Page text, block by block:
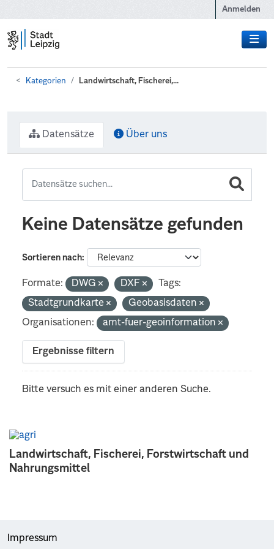
Anmelden
Kategorien Landwirtschaft, Fischerei,...
Landwirtschaft, Fischerei, Forstwirtschaft und
Nahrungsmittel
Datensätze Über uns
Keine Datensätze gefunden
Sortieren nach
Formate: DWG DXF
Tags:
Stadtgrundkarte
Geobasisdaten
Organisationen:
amt-fuer-geoinformation
Ergebnisse filtern
Bitte versuch es mit einer anderen Suche.
Impressum